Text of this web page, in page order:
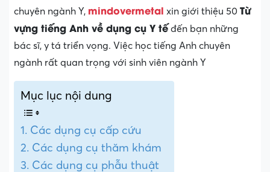
chuyên ngành Y, mindovermetal xin giới thiệu 50 Từ
vựng tiếng Anh về dụng cụ Y tế đến bạn những
bác sĩ, y tá triển vọng. Việc học tiếng Anh chuyên
ngành rất quan trọng với sinh viên ngành Y
Mục lục nội dung
Các dụng cụ cấp cứu
Các dụng cụ thăm khám
Các dụng cụ phẫu thuật